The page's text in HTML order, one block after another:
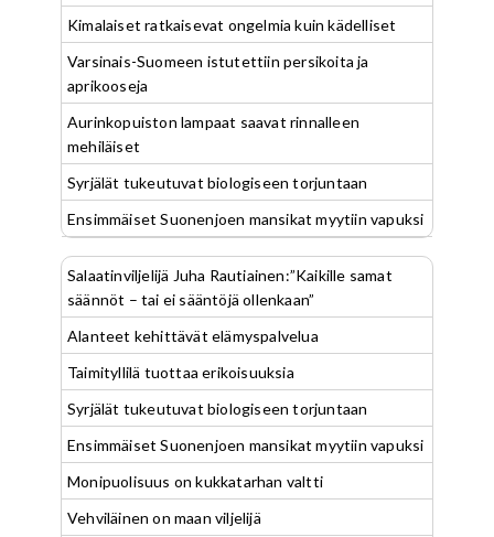
Kimalaiset ratkaisevat ongelmia kuin kädelliset
Varsinais-Suomeen istutettiin persikoita ja
aprikooseja
Aurinkopuiston lampaat saavat rinnalleen
mehiläiset
Syrjälät tukeutuvat biologiseen torjuntaan
Ensimmäiset Suonenjoen mansikat myytiin vapuksi
Salaatinviljelijä Juha Rautiainen:”Kaikille samat
säännöt – tai ei sääntöjä ollenkaan”
Alanteet kehittävät elämyspalvelua
Taimityllilä tuottaa erikoisuuksia
Syrjälät tukeutuvat biologiseen torjuntaan
Ensimmäiset Suonenjoen mansikat myytiin vapuksi
Monipuolisuus on kukkatarhan valtti
Vehviläinen on maan viljelijä